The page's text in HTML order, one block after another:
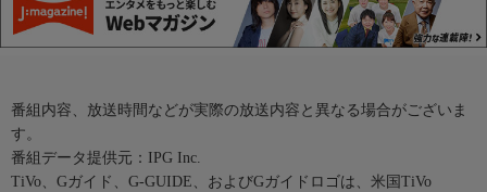
番組内容、放送時間などが実際の放送内容と異なる場合がございま
す。
番組データ提供元：IPG Inc.
TiVo、Gガイド、G-GUIDE、およびGガイドロゴは、米国TiVo